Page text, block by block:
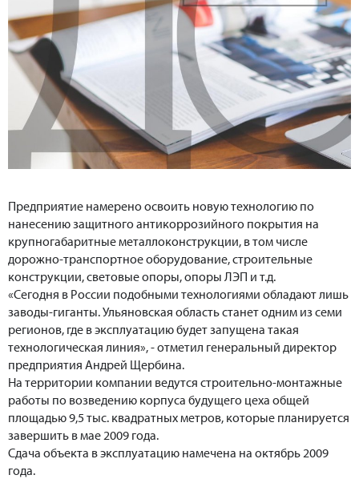
Предприятие намерено освоить новую технологию по
нанесению защитного антикоррозийного покрытия на
крупногабаритные металлоконструкции, в том числе
дорожно-транспортное оборудование, строительные
конструкции, световые опоры, опоры ЛЭП и т.д.
«Сегодня в России подобными технологиями обладают лишь
заводы-гиганты. Ульяновская область станет одним из семи
регионов, где в эксплуатацию будет запущена такая
технологическая линия», - отметил генеральный директор
предприятия Андрей Щербина.
На территории компании ведутся строительно-монтажные
работы по возведению корпуса будущего цеха общей
площадью 9,5 тыс. квадратных метров, которые планируется
завершить в мае 2009 года.
Сдача объекта в эксплуатацию намечена на октябрь 2009
года.